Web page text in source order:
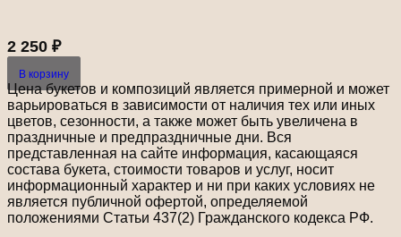
2 250 ₽
В корзину
Цена букетов и композиций является примерной и может
варьироваться в зависимости от наличия тех или иных
цветов, сезонности, а также может быть увеличена в
праздничные и предпраздничные дни. Вся
представленная на сайте информация, касающаяся
состава букета, стоимости товаров и услуг, носит
информационный характер и ни при каких условиях не
является публичной офертой, определяемой
положениями Статьи 437(2) Гражданского кодекса РФ.